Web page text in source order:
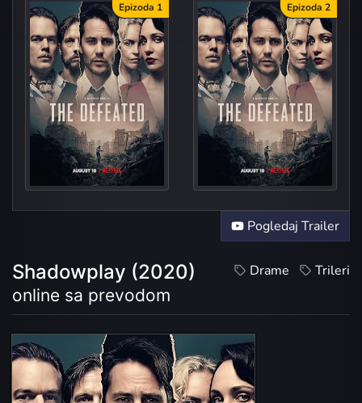
Epizoda 1 Epizoda 2
Brother of
Pogledaj Trailer
Drame Trileri
Shadowplay (2020)
online sa prevodom